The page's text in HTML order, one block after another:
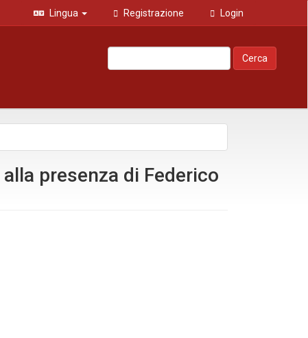
Lingua Registrazione Login
Cerca
presenza di Federico